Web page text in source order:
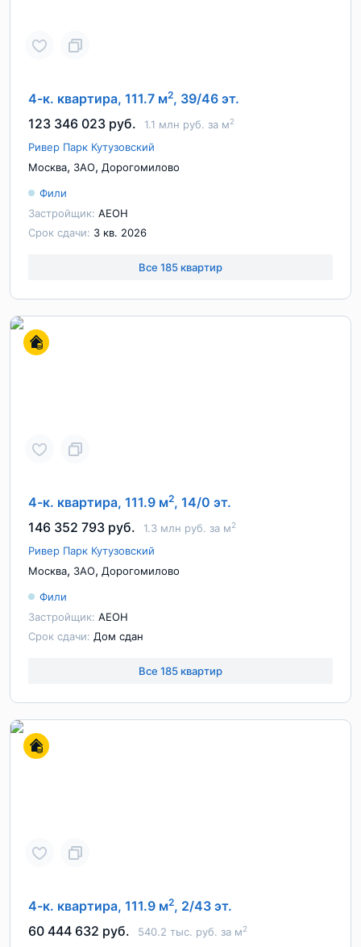
4-к. квартира, 111.7 м2, 39/46 эт.
123 346 023 руб.
1.1 млн руб. за м2
Ривер Парк Кутузовский
Москва, ЗАО, Дорогомилово
Фили
Застройщик: АЕОН
Срок сдачи: 3 кв. 2026
Все 185 квартир
4-к. квартира, 111.9 м2, 14/0 эт.
146 352 793 руб.
1.3 млн руб. за м2
Ривер Парк Кутузовский
Москва, ЗАО, Дорогомилово
Фили
Застройщик: АЕОН
Срок сдачи: Дом сдан
Все 185 квартир
4-к. квартира, 111.9 м2, 2/43 эт.
60 444 632 руб.
540.2 тыс. руб. за м2